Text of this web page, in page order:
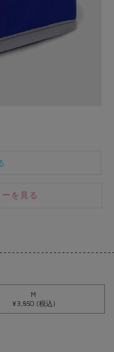
を見る
M
¥3,850 (税込)